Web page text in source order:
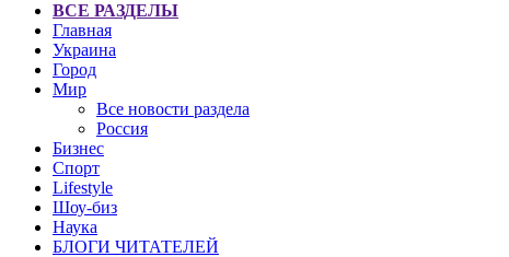
ВСЕ РАЗДЕЛЫ
Главная
Украина
Город
Мир
Все новости раздела
Россия
Бизнес
Спорт
Lifestyle
Шоу-биз
Наука
БЛОГИ ЧИТАТЕЛЕЙ